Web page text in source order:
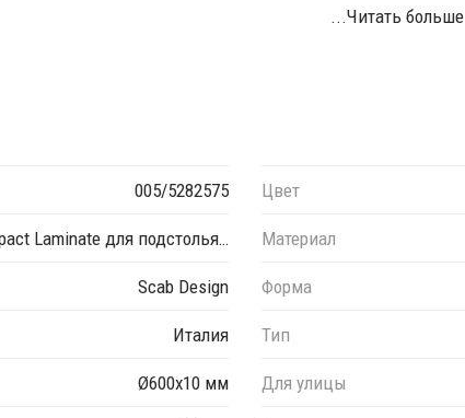
уточнить у менеджеров.
...Читать больше
005/5282575
Laminate для подстолья…
Scab Design
Италия
Ø600х10 мм
Цвет
Материал
Форма
Тип
Для улицы